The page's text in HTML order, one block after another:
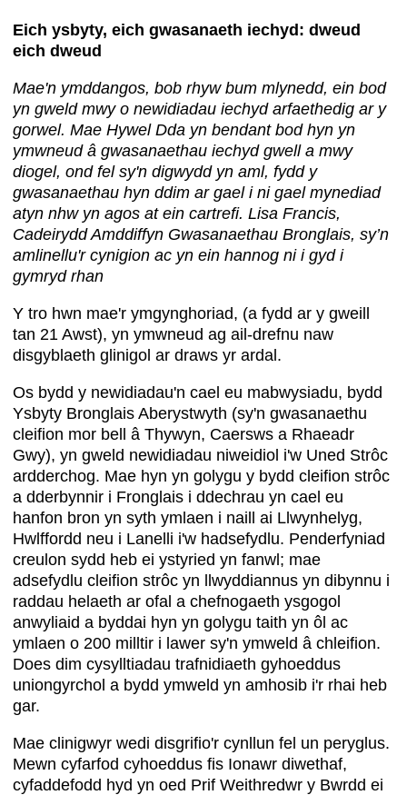
Eich ysbyty, eich gwasanaeth iechyd: dweud
eich dweud
Mae'n ymddangos, bob rhyw bum mlynedd, ein bod
yn gweld mwy o newidiadau iechyd arfaethedig ar y
gorwel. Mae Hywel Dda yn bendant bod hyn yn
ymwneud â gwasanaethau iechyd gwell a mwy
diogel, ond fel sy'n digwydd yn aml, fydd y
gwasanaethau hyn ddim ar gael i ni gael mynediad
atyn nhw yn agos at ein cartrefi. Lisa Francis,
Cadeirydd Amddiffyn Gwasanaethau Bronglais, sy’n
amlinellu'r cynigion ac yn ein hannog ni i gyd i
gymryd rhan
Y tro hwn mae'r ymgynghoriad, (a fydd ar y gweill
tan 21 Awst), yn ymwneud ag ail-drefnu naw
disgyblaeth glinigol ar draws yr ardal.
Os bydd y newidiadau'n cael eu mabwysiadu, bydd
Ysbyty Bronglais Aberystwyth (sy'n gwasanaethu
cleifion mor bell â Thywyn, Caersws a Rhaeadr
Gwy), yn gweld newidiadau niweidiol i'w Uned Strôc
ardderchog. Mae hyn yn golygu y bydd cleifion strôc
a dderbynnir i Fronglais i ddechrau yn cael eu
hanfon bron yn syth ymlaen i naill ai Llwynhelyg,
Hwlffordd neu i Lanelli i'w hadsefydlu. Penderfyniad
creulon sydd heb ei ystyried yn fanwl; mae
adsefydlu cleifion strôc yn llwyddiannus yn dibynnu i
raddau helaeth ar ofal a chefnogaeth ysgogol
anwyliaid a byddai hyn yn golygu taith yn ôl ac
ymlaen o 200 milltir i lawer sy'n ymweld â chleifion.
Does dim cysylltiadau trafnidiaeth gyhoeddus
uniongyrchol a bydd ymweld yn amhosib i'r rhai heb
gar.
Mae clinigwyr wedi disgrifio'r cynllun fel un peryglus.
Mewn cyfarfod cyhoeddus fis Ionawr diwethaf,
cyfaddefodd hyd yn oed Prif Weithredwr y Bwrdd ei